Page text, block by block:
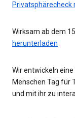
Privatsphärecheck
Wirksam ab dem
herunterladen
Wir entwickeln
Menschen Tag für
und mit ihr zu